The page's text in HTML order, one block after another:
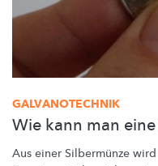
GALVANOTECHNIK
Wie kann man
Aus einer Silbermünze